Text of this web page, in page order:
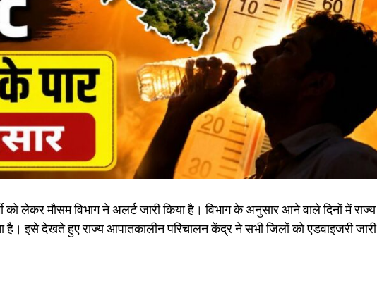
लेकर मौसम विभाग ने अलर्ट जारी किया है। विभाग के अनुसार आने वाले दिनों में राज्य
इसे देखते हुए राज्य आपातकालीन परिचालन केंद्र ने सभी जिलों को एडवाइजरी जारी